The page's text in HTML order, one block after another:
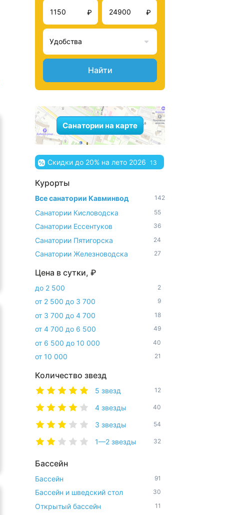
₽ ₽
Удобства
Найти
Санатории на карте
Скидки до 20% на лето 2026 13
Курорты
Все санатории Кавминвод 142
Санатории Кисловодска 55
Санатории Ессентуков 36
Санатории Пятигорска 24
Санатории Железноводска 27
Цена в сутки, ₽
до 2 500 2
от 2 500 до 3 700 9
от 3 700 до 4 700 18
от 4 700 до 6 500 49
от 6 500 до 10 000 40
от 10 000 21
Количество звезд
5 звезд 12
4 звезды 40
3 звезды 54
1—2 звезды 32
Бассейн
Бассейн 91
Бассейн и шведский стол 30
Открытый бассейн 11